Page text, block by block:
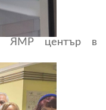
ЯМР център в